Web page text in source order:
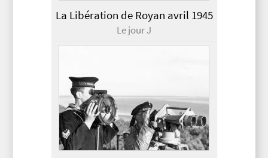
La Libération de Royan avril 1945
Le jour J